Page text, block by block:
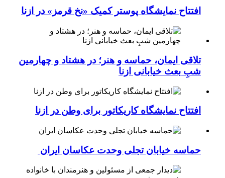
افتتاح نمایشگاه پوستر کمیک «نخ قرمز» در ازنا
تلاقی ایمان، حماسه و هنر؛ در هشتاد و چهارمین
شبِ بعث خیابانی ازنا
افتتاح نمایشگاه کاریکاتور برای وطن در ازنا
حماسه خیابان تجلی وحدت عکاسان ایران